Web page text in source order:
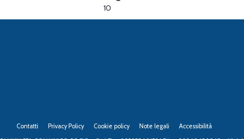
10
Contatti Privacy Policy Cookie policy Note legali Accessibilità